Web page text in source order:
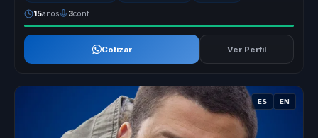
15años 3conf.
Cotizar Ver Perfil
ES EN